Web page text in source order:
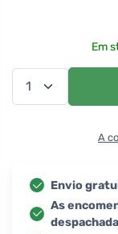
Em
A
Envio
As